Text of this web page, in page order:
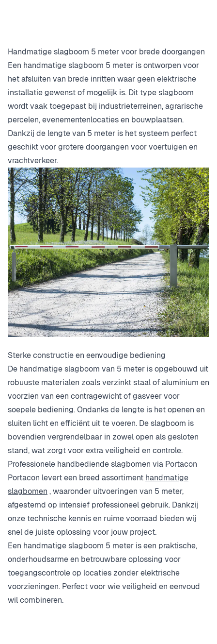
Handmatige slagboom 5 meter voor brede doorgangen
Een handmatige slagboom 5 meter is ontworpen voor
het afsluiten van brede inritten waar geen elektrische
installatie gewenst of mogelijk is. Dit type slagboom
wordt vaak toegepast bij industrieterreinen, agrarische
percelen, evenementenlocaties en bouwplaatsen.
Dankzij de lengte van 5 meter is het systeem perfect
geschikt voor grotere doorgangen voor voertuigen en
vrachtverkeer.
Sterke constructie en eenvoudige bediening
De handmatige slagboom van 5 meter is opgebouwd uit
robuuste materialen zoals verzinkt staal of aluminium en
voorzien van een contragewicht of gasveer voor
soepele bediening. Ondanks de lengte is het openen en
sluiten licht en efficiënt uit te voeren. De slagboom is
bovendien vergrendelbaar in zowel open als gesloten
stand, wat zorgt voor extra veiligheid en controle.
Professionele handbediende slagbomen via Portacon
Portacon levert een breed assortiment handmatige
slagbomen , waaronder uitvoeringen van 5 meter,
afgestemd op intensief professioneel gebruik. Dankzij
onze technische kennis en ruime voorraad bieden wij
snel de juiste oplossing voor jouw project.
Een handmatige slagboom 5 meter is een praktische,
onderhoudsarme en betrouwbare oplossing voor
toegangscontrole op locaties zonder elektrische
voorzieningen. Perfect voor wie veiligheid en eenvoud
wil combineren.